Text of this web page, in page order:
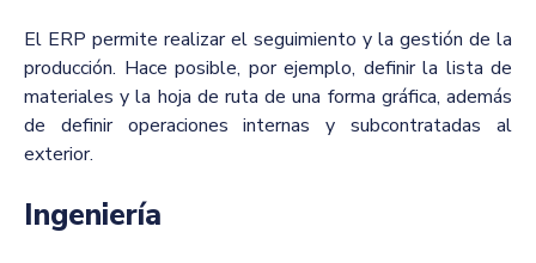
El ERP permite realizar el seguimiento y la gestión de la
producción. Hace posible, por ejemplo, definir la lista de
materiales y la hoja de ruta de una forma gráfica, además
de definir operaciones internas y subcontratadas al
exterior.
Ingeniería